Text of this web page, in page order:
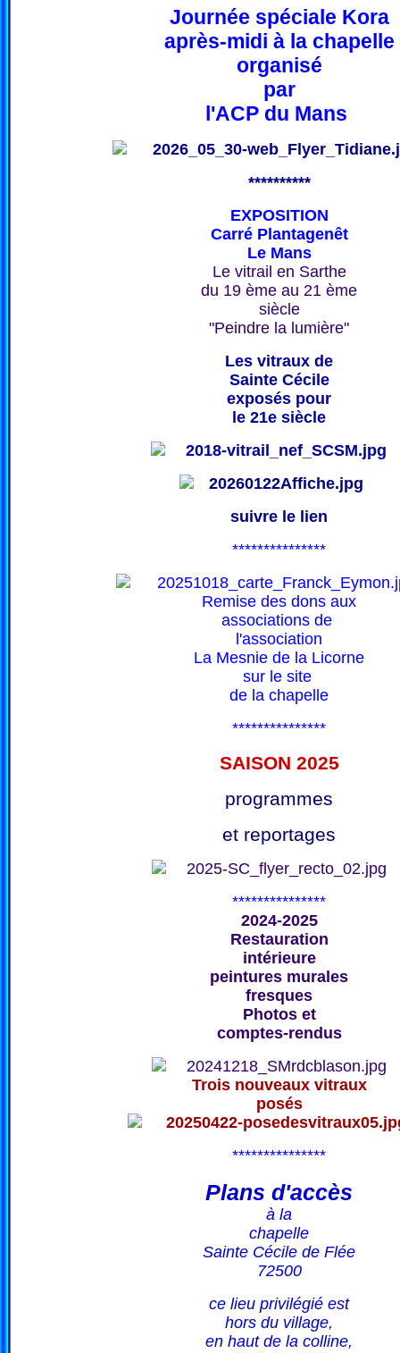
Journée spéciale Kora
après-midi à la chapelle
organisé
par
l'ACP du Mans
**********
EXPOSITION
Carré Plantagenêt
Le Mans
Le vitrail en Sarthe
du 19 ème au 21 ème
siècle
"Peindre la lumière"
Les vitraux de
Sainte Cécile
exposés pour
le 21e siècle
suivre le lien
***************
Remise des dons aux
associations de
l'association
La Mesnie de la Licorne
sur le site
de la chapelle
***************
SAISON 2025
programmes
et reportages
***************
2024-2025
Restauration
intérieure
peintures murales
fresques
Photos et
comptes-rendus
Trois nouveaux vitraux
posés
***************
Plans d'accès
à la
chapelle
Sainte Cécile de Flée
72500
ce lieu privilégié est
hors du village,
en haut de la colline,